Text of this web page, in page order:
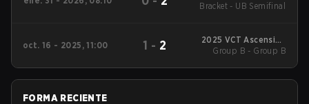
Kickoff
Bracket - UB Semifinal
oct. 16 - 2025, 11:00 1 - 2
2025 VCT Ascension
Pacific
Group B - Group B
FORMA RECIENTE